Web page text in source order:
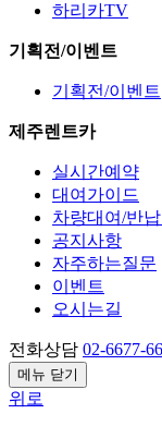
하리카TV
기획전/이벤트
기획전/이벤트
제주렌트카
실시간예약
대여가이드
차량대여/반
공지사항
자주하는질문
이벤트
오시는길
전화상담 02-6677-
메뉴 닫기
위로